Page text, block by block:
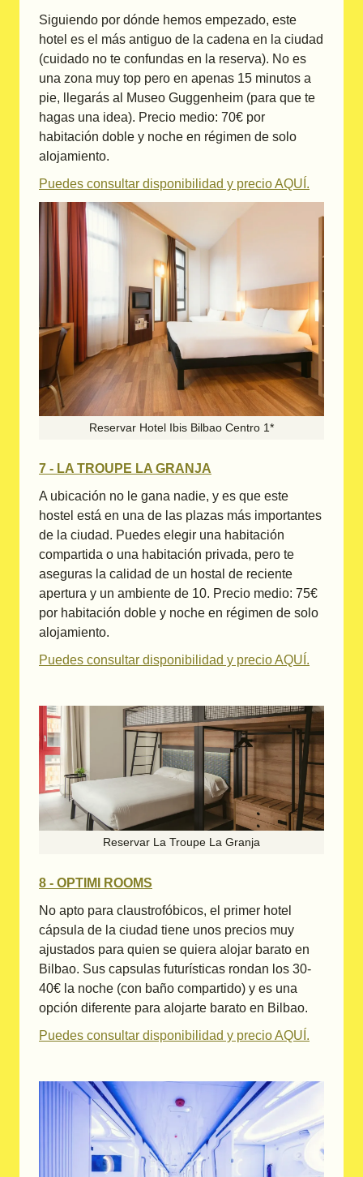
Siguiendo por dónde hemos empezado, este
hotel es el más antiguo de la cadena en la ciudad
(cuidado no te confundas en la reserva). No es
una zona muy top pero en apenas 15 minutos a
pie, llegarás al Museo Guggenheim (para que te
hagas una idea). Precio medio: 70€ por
habitación doble y noche en régimen de solo
alojamiento.
Puedes consultar disponibilidad y precio AQUÍ.
Reservar Hotel Ibis Bilbao Centro 1*
7 - LA TROUPE LA GRANJA
A ubicación no le gana nadie, y es que este
hostel está en una de las plazas más importantes
de la ciudad. Puedes elegir una habitación
compartida o una habitación privada, pero te
aseguras la calidad de un hostal de reciente
apertura y un ambiente de 10. Precio medio: 75€
por habitación doble y noche en régimen de solo
alojamiento.
Puedes consultar disponibilidad y precio AQUÍ.
Reservar La Troupe La Granja
8 - OPTIMI ROOMS
No apto para claustrofóbicos, el primer hotel
cápsula de la ciudad tiene unos precios muy
ajustados para quien se quiera alojar barato en
Bilbao. Sus capsulas futurísticas rondan los 30-
40€ la noche (con baño compartido) y es una
opción diferente para alojarte barato en Bilbao.
Puedes consultar disponibilidad y precio AQUÍ.